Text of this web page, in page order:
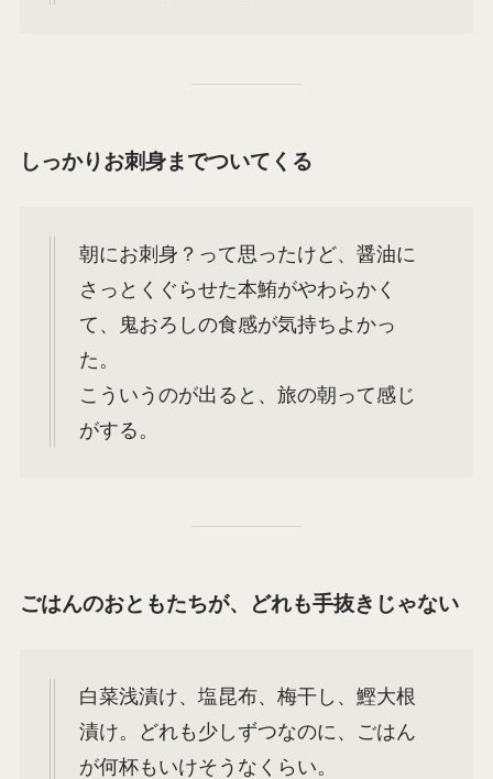
しっかりお刺身までついてくる
朝にお刺身？って思ったけど、醤油に
さっとくぐらせた本鮪がやわらかく
て、鬼おろしの食感が気持ちよかっ
た。
こういうのが出ると、旅の朝って感じ
がする。
ごはんのおともたちが、どれも手抜きじゃない
白菜浅漬け、塩昆布、梅干し、鰹大根
漬け。どれも少しずつなのに、ごはん
が何杯もいけそうなくらい。